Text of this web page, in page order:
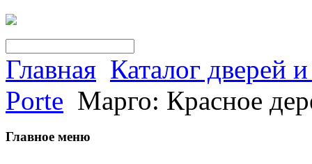
Главная Каталог дверей
Porte Марго: Красное
Главное меню